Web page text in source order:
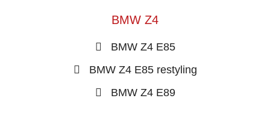
BMW Z4
BMW Z4 E85
BMW Z4 E85 restyling
BMW Z4 E89